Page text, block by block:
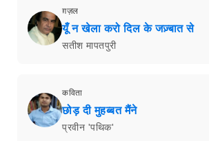
ग़ज़ल
यूँ न खेला करो दिल के जज़्बात से
सतीश मापतपुरी
कविता
छोड़ दी मुहब्बत मैंने
प्रवीन 'पथिक'